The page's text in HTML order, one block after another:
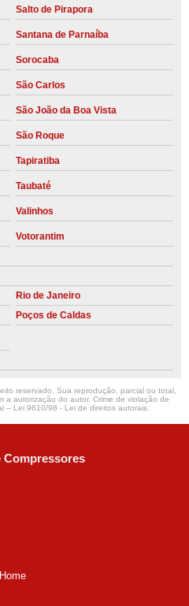
Salto de Pirapora
Santana de Parnaíba
Sorocaba
São Carlos
São João da Boa Vista
São Roque
Tapiratiba
Taubaté
Valinhos
Votorantim
Rio de Janeiro
Poços de Caldas
reservado. Sua reprodução, parcial ou total,
a autorização do autor. Crime de violação de
– Lei 9610/98 - Lei de direitos autorais.
Compressores
Home